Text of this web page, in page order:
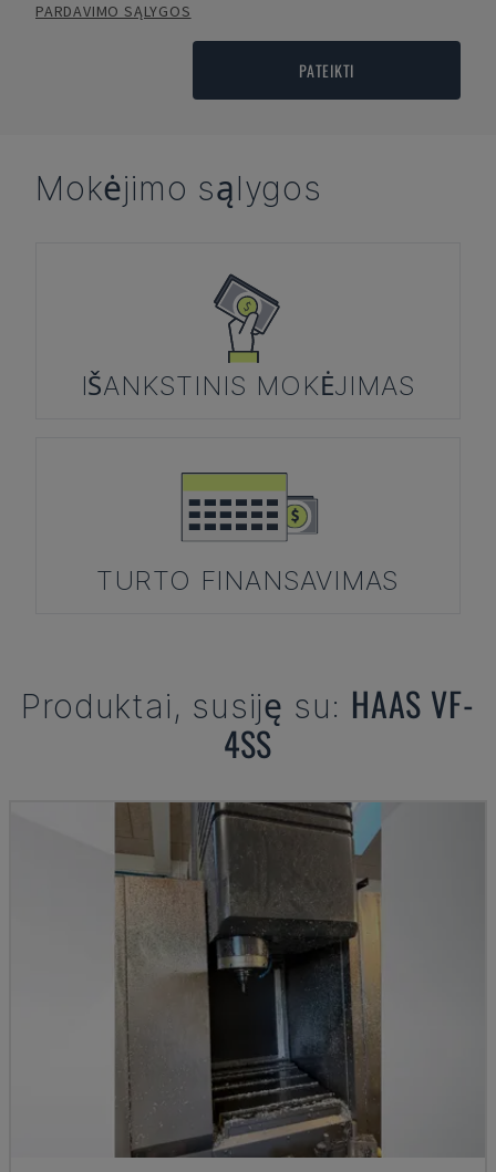
PARDAVIMO SĄLYGOS
PATEIKTI
Mokėjimo sąlygos
IŠANKSTINIS MOKĖJIMAS
TURTO FINANSAVIMAS
Produktai, susiję su: HAAS VF-
4SS